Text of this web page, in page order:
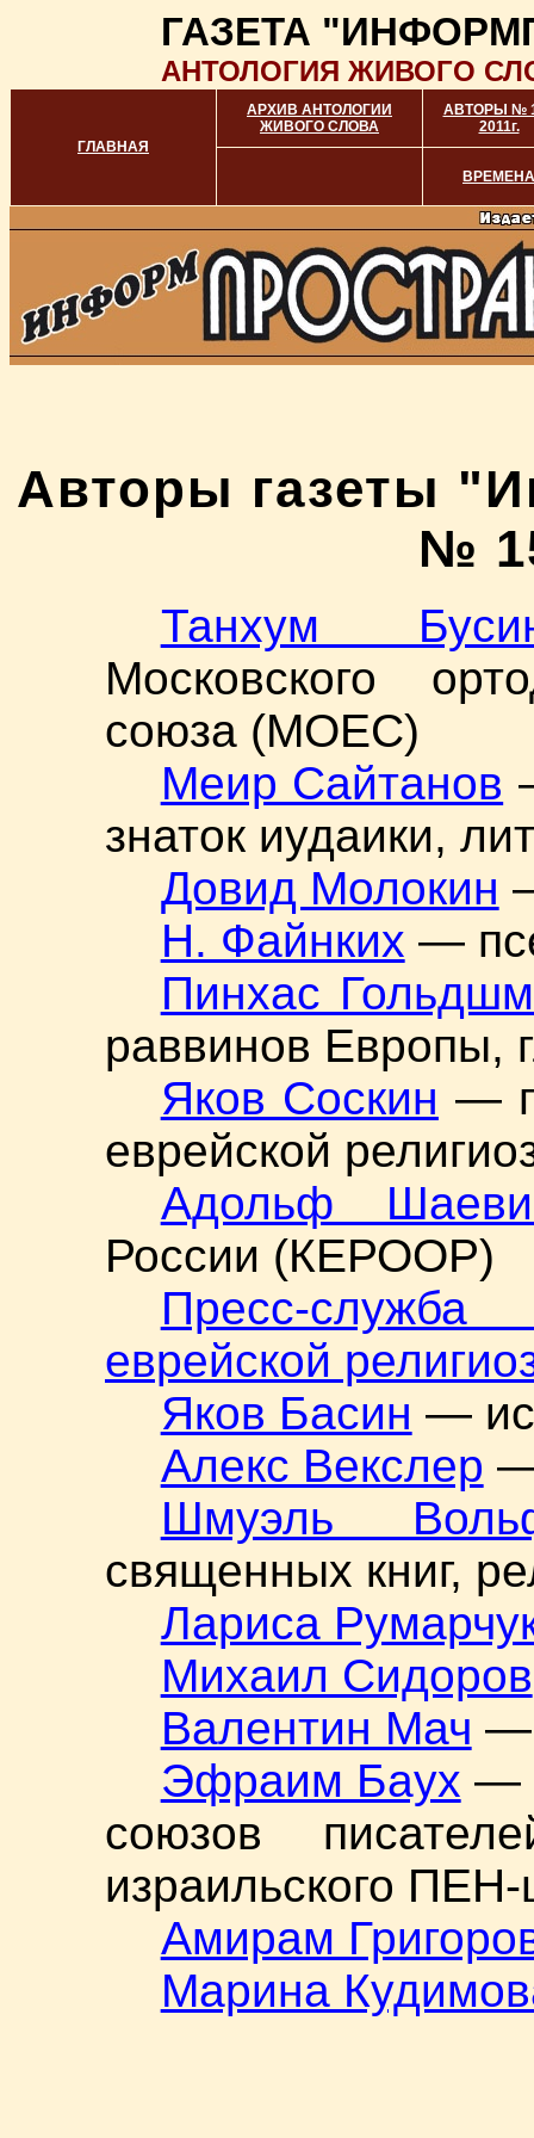
ГАЗЕТА
АНТОЛОГИЯ ЖИВОГО
ГЛАВНАЯ
АРХИВ АНТОЛОГИИ
ЖИВОГО СЛОВА
АВТОРЫ №
2011г.
ВРЕМЕНА
Авторы газеты
№
Танхум
Московского
союза (МОЕС)
Меир Сайтанов
знаток иудаики,
Довид Молокин
Н. Файнких —
Пинхас
раввинов Европы,
Яков Соскин —
еврейской
Адольф
России (КЕРООР)
Пресс-
еврейской
Яков Басин —
Алекс Векслер —
Шмуэль
священных книг,
Лариса
Михаил Сидоров
Валентин Мач —
Эфраим Баух —
союзов
израильского ПЕН-
Амирам
Марина